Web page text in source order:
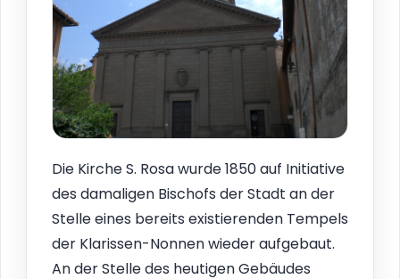
Die Kirche S. Rosa wurde 1850 auf Initiative
des damaligen Bischofs der Stadt an der
Stelle eines bereits existierenden Tempels
der Klarissen-Nonnen wieder aufgebaut.
An der Stelle des heutigen Gebäudes